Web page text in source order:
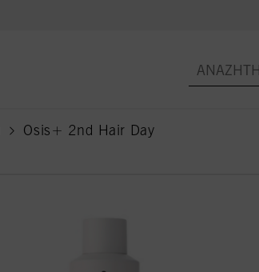
Osis+ 2nd Hair Day
current page